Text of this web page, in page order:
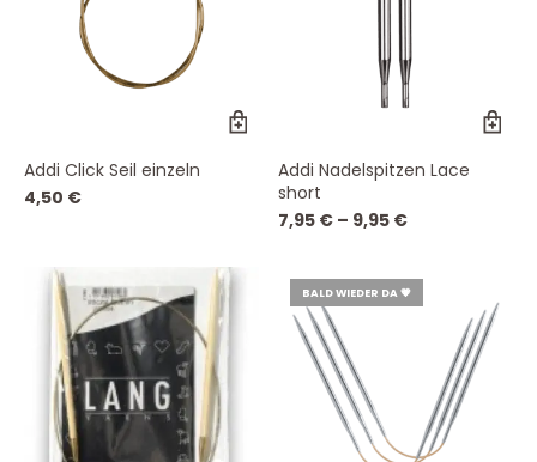
mehrere
Varianten
auf.
können
Produktseite
gewählt
Addi Click Seil einzeln
4,50 €
Addi Nadelspitzen Lace
short
7,95 € – 9,95 €
BALD WIEDER DA 💗